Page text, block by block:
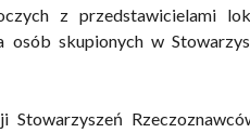
z przedstawicielami
osób skupionych w
Stowarzyszeń